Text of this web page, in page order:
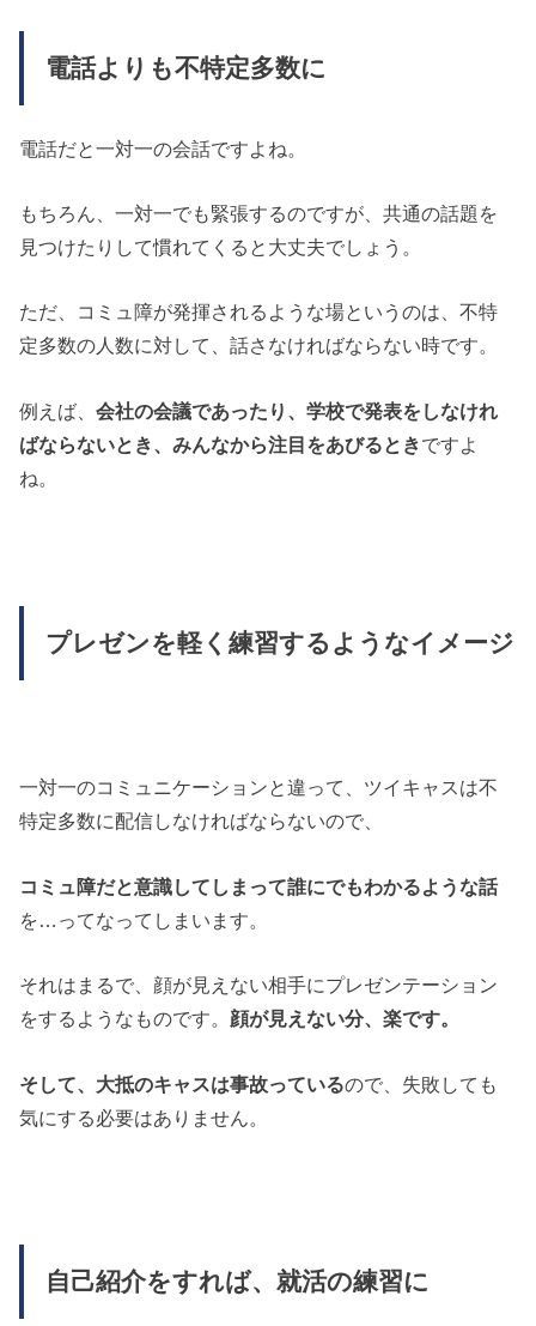
電話よりも不特定多数に
電話だと一対一の会話ですよね。
もちろん、一対一でも緊張するのですが、共通の話題を
見つけたりして慣れてくると大丈夫でしょう。
ただ、コミュ障が発揮されるような場というのは、不特
定多数の人数に対して、話さなければならない時です。
例えば、会社の会議であったり、学校で発表をしなけれ
ばならないとき、みんなから注目をあびるときですよ
ね。
プレゼンを軽く練習するようなイメージ
一対一のコミュニケーションと違って、ツイキャスは不
特定多数に配信しなければならないので、
コミュ障だと意識してしまって誰にでもわかるような話
を…ってなってしまいます。
それはまるで、顔が見えない相手にプレゼンテーション
をするようなものです。 顔が見えない分、楽です。
そして、大抵のキャスは事故っているので、失敗しても
気にする必要はありません。
自己紹介をすれば、就活の練習に